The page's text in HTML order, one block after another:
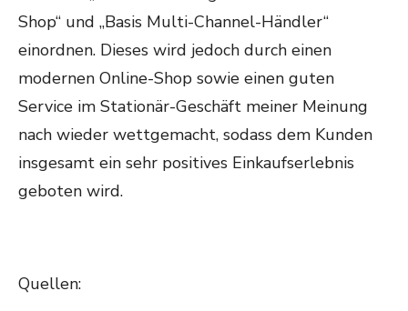
Shop“ und „Basis Multi-Channel-Händler“
einordnen. Dieses wird jedoch durch einen
modernen Online-Shop sowie einen guten
Service im Stationär-Geschäft meiner Meinung
nach wieder wettgemacht, sodass dem Kunden
insgesamt ein sehr positives Einkaufserlebnis
geboten wird.
Quellen: